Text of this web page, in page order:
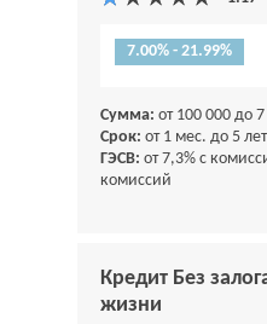
7.00% - 21.99%
Сумма: от 100 000 до
Срок: от 1 мес. до 5 лет
ГЭСВ: от 7,3% с
комиссий
Кредит Без
жизни